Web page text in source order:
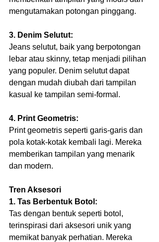
mengutamakan potongan pinggang.
3. Denim Selutut:
Jeans selutut, baik yang berpotongan
lebar atau skinny, tetap menjadi pilihan
yang populer. Denim selutut dapat
dengan mudah diubah dari tampilan
kasual ke tampilan semi-formal.
4. Print Geometris:
Print geometris seperti garis-garis dan
pola kotak-kotak kembali lagi. Mereka
memberikan tampilan yang menarik
dan modern.
Tren Aksesori
1. Tas Berbentuk Botol:
Tas dengan bentuk seperti botol,
terinspirasi dari aksesori unik yang
memikat banyak perhatian. Mereka